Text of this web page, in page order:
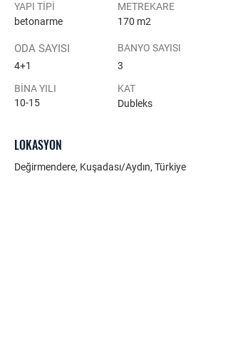
YAPI TİPİ
betonarme
ODA SAYISI
4+1
BİNA YILI
10-15
METREKARE
170 m2
BANYO SAYISI
3
KAT
Dubleks
LOKASYON
Değirmendere, Kuşadası/Aydın, Türkiye